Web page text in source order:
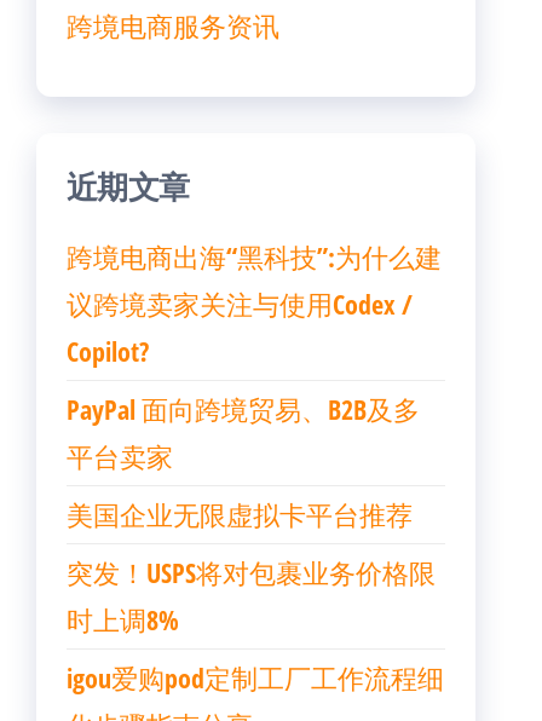
跨境电商服务资讯
近期文章
跨境电商出海“黑科技”:为什么建
议跨境卖家关注与使用Codex /
Copilot?
PayPal 面向跨境贸易、B2B及多
平台卖家
美国企业无限虚拟卡平台推荐
突发！USPS将对包裹业务价格限
时上调8%
igou爱购pod定制工厂工作流程细